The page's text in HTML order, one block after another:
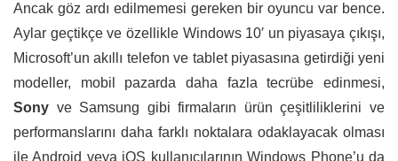
Ancak göz ardı edilmemesi gereken bir oyuncu var bence.
Aylar geçtikçe ve özellikle Windows 10′ un piyasaya çıkışı,
Microsoft’un akıllı telefon ve tablet piyasasına getirdiği yeni
modeller, mobil pazarda daha fazla tecrübe edinmesi,
Sony ve Samsung gibi firmaların ürün çeşitliliklerini ve
performanslarını daha farklı noktalara odaklayacak olması
ile Android veya iOS kullanıcılarının Windows Phone’u da